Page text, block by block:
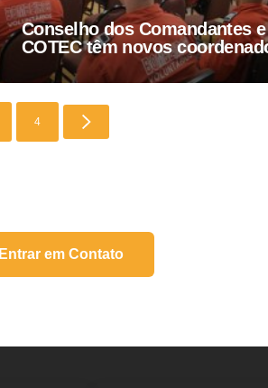
Conselho dos Comandantes e
COTEC têm novos
4
Entrar em Contato